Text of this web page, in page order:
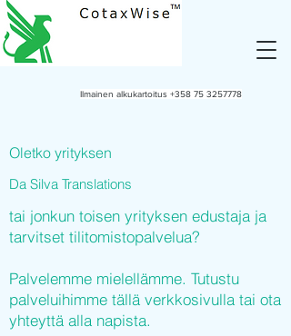
Ilmainen alkukartoitus +358 75 3257778
Oletko yrityksen
Da Silva Translations
tai jonkun toisen yrityksen edustaja ja
tarvitset tilitomistopalvelua?
Palvelemme mielellämme. Tutustu
palveluihimme tällä verkkosivulla tai ota
yhteyttä alla napista.